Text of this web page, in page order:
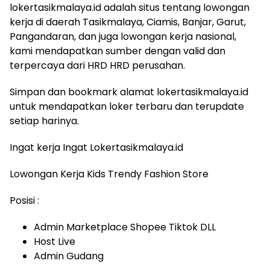
lokertasikmalaya.id adalah situs tentang lowongan
kerja di daerah Tasikmalaya, Ciamis, Banjar, Garut,
Pangandaran, dan juga lowongan kerja nasional,
kami mendapatkan sumber dengan valid dan
terpercaya dari HRD HRD perusahan.
Simpan dan bookmark alamat lokertasikmalaya.id
untuk mendapatkan loker terbaru dan terupdate
setiap harinya.
Ingat kerja Ingat Lokertasikmalaya.id
Lowongan Kerja Kids Trendy Fashion Store
Posisi :
Admin Marketplace Shopee Tiktok DLL
Host Live
Admin Gudang